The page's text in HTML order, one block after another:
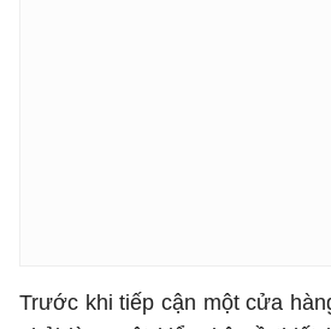
Trước khi tiếp cận một cửa